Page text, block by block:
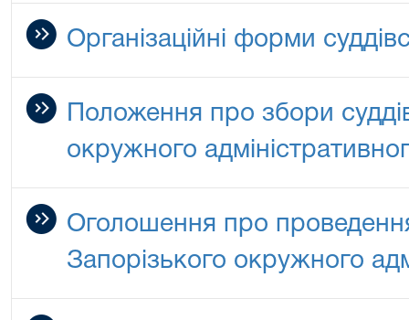
Організаційні форми
Положення про збори
окружного
Оголошення про
Запорізького окружного